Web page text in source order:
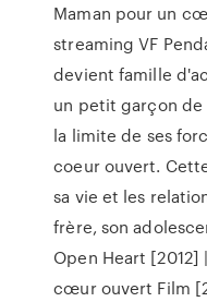
Maman pour un
streaming VF
devient famille
un petit garçon de
la limite de ses
coeur ouvert.
sa vie et les
frère, son
Open Heart
cœur ouvert Film